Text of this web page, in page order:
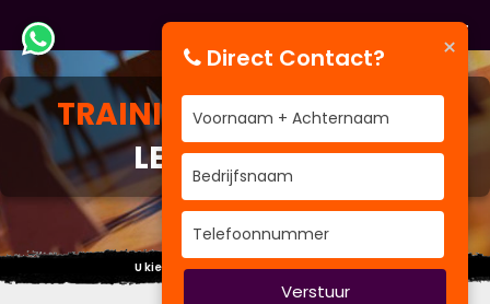
TRAININGSITUATIONEEL
LEIDINGGEVEN
U kiest BVenT als u scherp wilt trainen
×
Direct Contact?
Verstuur